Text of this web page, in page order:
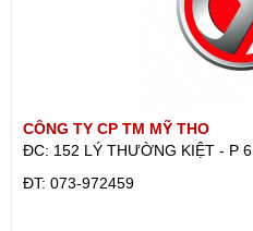
CÔNG TY CP TM MỸ THO
ĐC: 152 LÝ THƯỜNG KIỆT - P 6
ÐT: 073-972459